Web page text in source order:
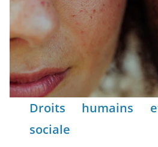
Droits humains
sociale